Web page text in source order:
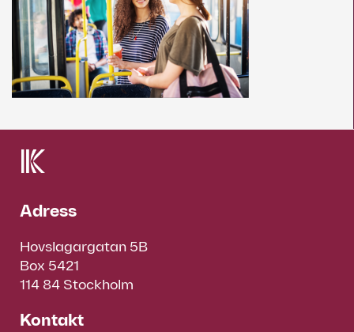
Adress
Hovslagargatan 5B
Box 5421
114 84 Stockholm
Kontakt